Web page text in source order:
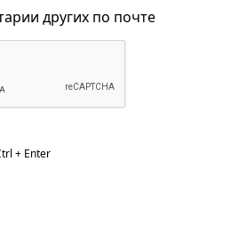
других по почте
+ Enter